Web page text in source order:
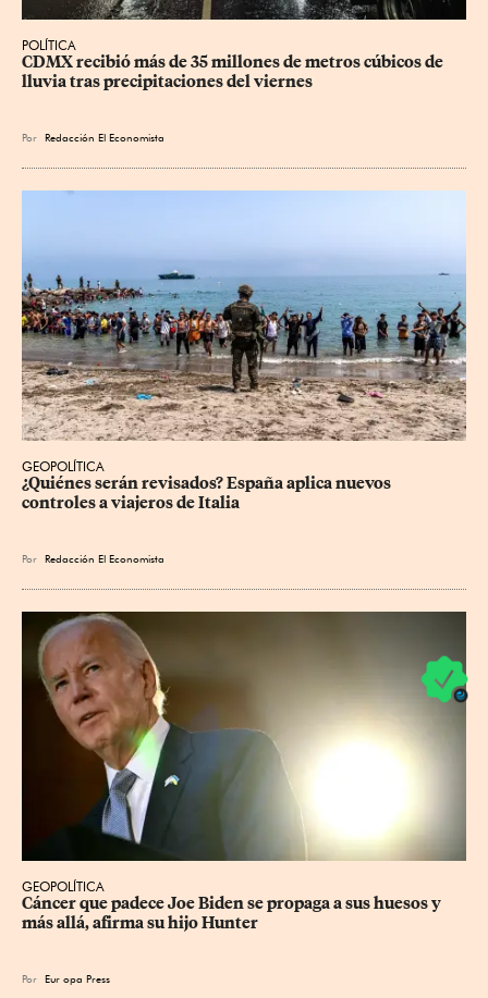
POLÍTICA
CDMX recibió más de 35 millones de metros cúbicos de
lluvia tras precipitaciones del viernes
Por Redacción El Economista
GEOPOLÍTICA
¿Quiénes serán revisados? España aplica nuevos
controles a viajeros de Italia
Por Redacción El Economista
GEOPOLÍTICA
Cáncer que padece Joe Biden se propaga a sus huesos y
más allá, afirma su hijo Hunter
Por Eur opa Press